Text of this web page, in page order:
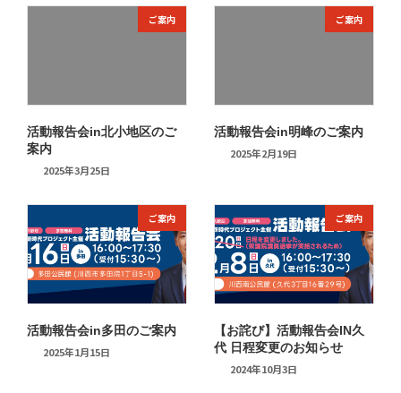
ご案内
活動報告会in北小地区のご
案内
2025年3月25日
ご案内
活動報告会in明峰のご案内
2025年2月19日
ご案内
活動報告会in多田のご案内
2025年1月15日
ご案内
【お詫び】活動報告会IN久
代 日程変更のお知らせ
2024年10月3日